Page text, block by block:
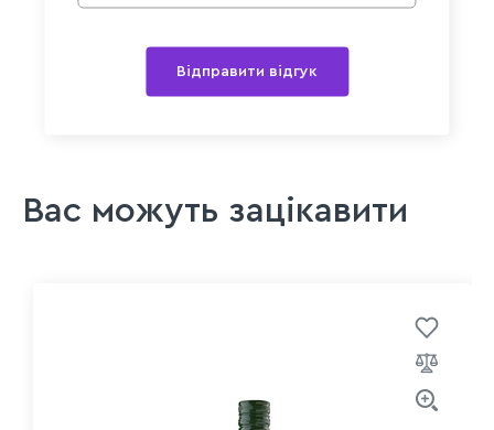
Відправити відгук
Вас можуть зацікавити